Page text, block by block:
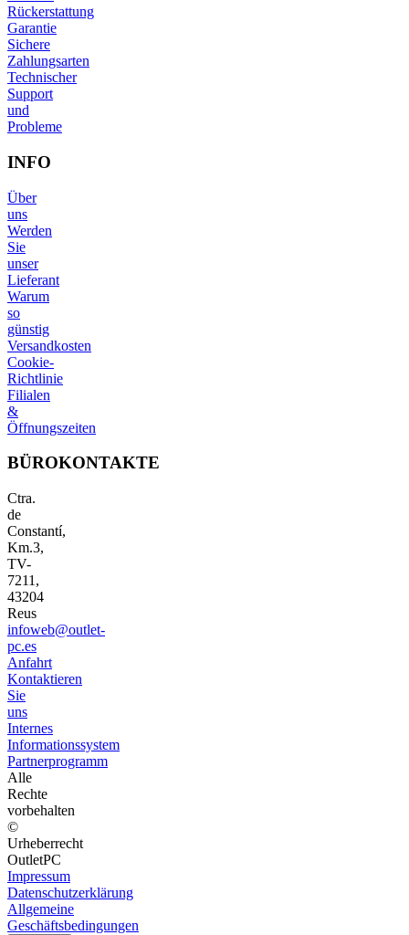
Rückerstattung
Garantie
Sichere
Zahlungsarten
Technischer
Support
und
Probleme
INFO
Über
uns
Werden
Sie
unser
Lieferant
Warum
so
günstig
Versandkosten
Cookie-
Richtlinie
Filialen
&
Öffnungszeiten
BÜROKONTAKTE
Ctra.
de
Constantí,
Km.3,
TV-
7211,
43204
Reus
infoweb@outlet-
pc.es
Anfahrt
Kontaktieren
Sie
uns
Internes
Informationssystem
Partnerprogramm
Alle
Rechte
vorbehalten
©
Urheberrecht
OutletPC
Impressum
Datenschutzerklärung
Allgemeine
Geschäftsbedingungen